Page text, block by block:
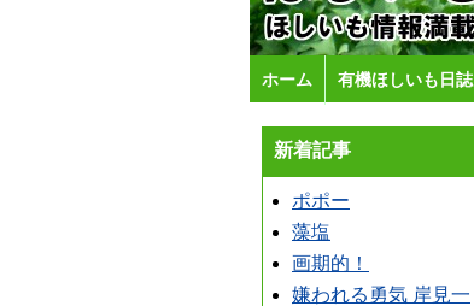
ホーム 有機ほしいも日誌
新着記事
ポポー
藻塩
画期的！
嫌われる勇気 岸見一